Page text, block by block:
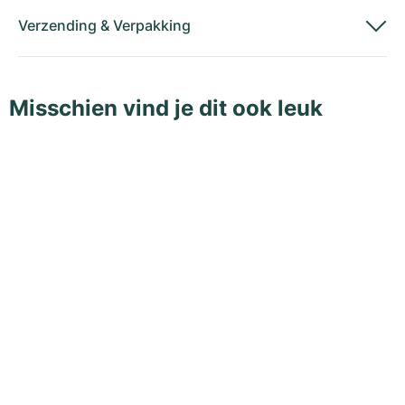
Verzending & Verpakking
Misschien vind je dit ook leuk